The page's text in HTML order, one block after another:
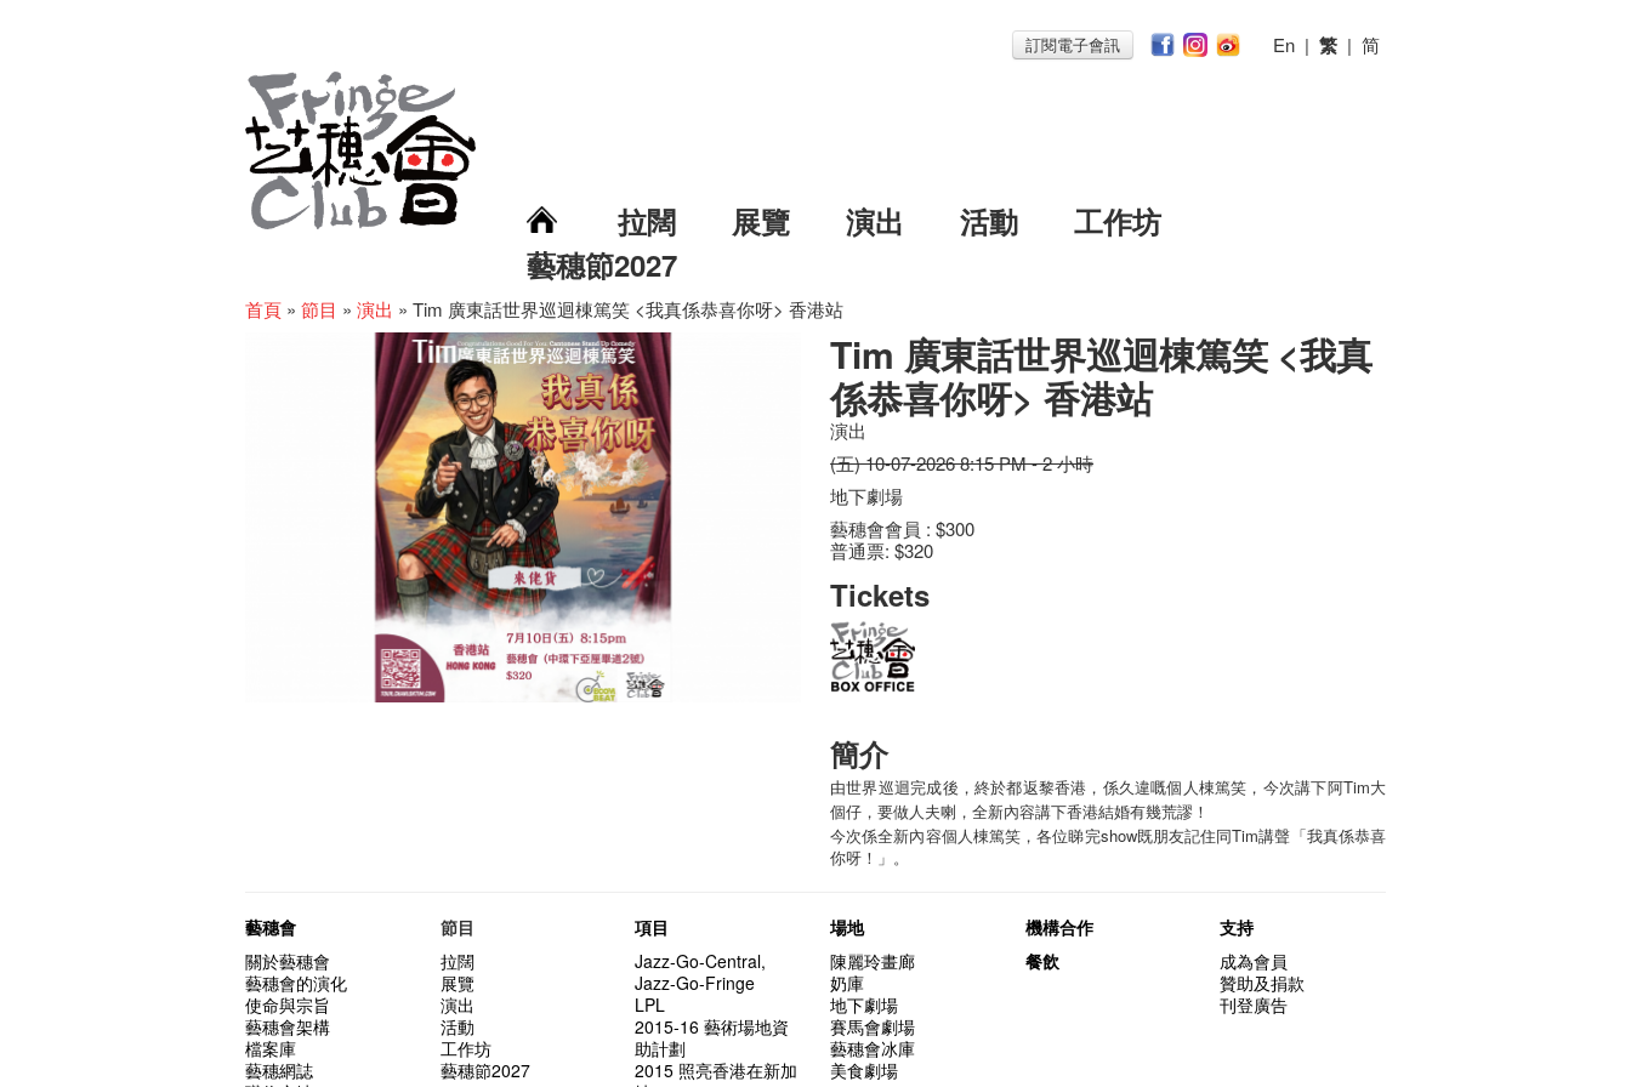
訂閱電子會訊 En | 繁 | 简
拉闊 展覽 演出 活動
工作坊
藝穗節2027
首頁 » 節目 » 演出 » Tim 廣東話世界巡迴棟篤笑 <我真係恭喜你呀> 香港站
Tim 廣東話世界巡迴棟篤笑 <我真
係恭喜你呀> 香港站
演出
(五) 10-07-2026 8:15 PM - 2 小時
地下劇場
藝穗會會員 : $300
普通票: $320
Tickets
簡介
由世界巡迴完成後，終於都返黎香港，係久違嘅個人棟篤笑，今次講下阿Tim大
個仔，要做人夫喇，全新內容講下香港結婚有幾荒謬！
今次係全新內容個人棟篤笑，各位睇完show既朋友記住同Tim講聲「我真係恭喜
你呀！」。
藝穗會
關於藝穗會
藝穗會的演化
使命與宗旨
藝穗會架構
檔案庫
藝穗網誌
節目
拉闊
展覽
演出
活動
工作坊
藝穗節2027
項目
Jazz-Go-Central,
Jazz-Go-Fringe
LPL
2015-16 藝術場地資
助計劃
2015 照亮香港在新加
場地
陳麗玲畫廊
奶庫
地下劇場
賽馬會劇場
藝穗會冰庫
美食劇場
機構合作
餐飲
支持
成為會員
贊助及捐款
刊登廣告